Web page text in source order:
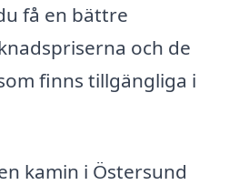
få en bättre
och de
finns tillgängliga i
kamin i Östersund